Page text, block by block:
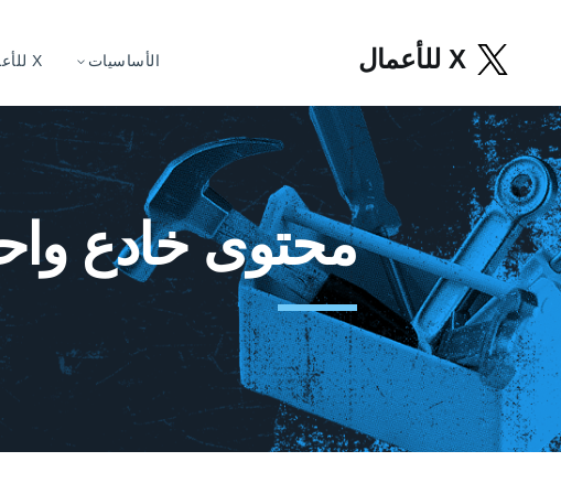
X للأعمال الأساسيات X للأعمال
محتوى خادع